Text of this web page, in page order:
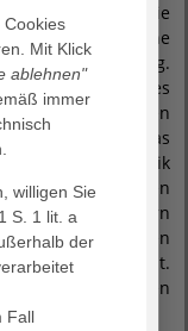
wird, b) die
und c) eine
Umwelt-Passung.
in ein lokales
Die Leistungen
erbracht. Das
der Reha-Klinik
zwischen
werden
Plattform erbracht.
kommunizieren
Cookies
Mit Klick
ablehnen"
immer
willigen Sie
S. 1 lit. a
der
Fall